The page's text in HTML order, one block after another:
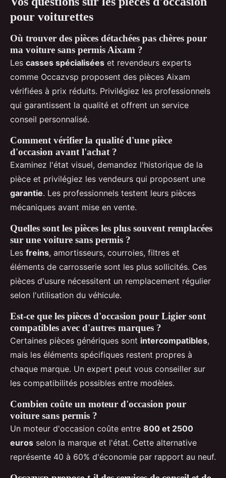
pour voiturettes
Où trouver des pièces détachées pas chères pour
ma voiture sans permis Aixam ?
Les casses spécialisées et revendeurs experts
comme Occazvsp proposent des pièces Aixam
vérifiées à prix réduits. Privilégiez les professionnels
qui garantissent la qualité et offrent un service
conseil personnalisé.
Comment vérifier la qualité d'une pièce
d'occasion avant l'achat ?
Examinez l'état visuel, demandez l'historique de la
pièce et privilégiez les vendeurs qui proposent une
garantie. Les professionnels testent leurs pièces
mécaniques avant mise en vente.
Quelles sont les pièces les plus souvent remplacées
sur une voiture sans permis ?
Les freins, amortisseurs, courroies, filtres et
éléments de carrosserie sont les plus sollicités. Ces
pièces d'usure nécessitent un remplacement régulier
selon l'utilisation du véhicule.
Est-ce que les pièces d'occasion pour Ligier sont
compatibles avec d'autres marques ?
Certaines pièces génériques sont intercompatibles,
mais les éléments spécifiques restent propres à
chaque marque. Un expert peut vous conseiller sur
les compatibilités possibles entre modèles.
Combien coûte un moteur d'occasion pour
voiture sans permis ?
Un moteur d'occasion coûte entre 800 et 2500
euros selon la marque et l'état. Cette alternative
représente 40 à 60% d'économie par rapport au neuf.